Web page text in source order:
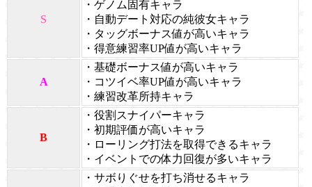
S
・ゲノム固有キャラ
・自動デート対応の純彼女キャラ
・タッグボーナス値が高いキャラ
・得意練習率UP値が高いキャラ
A
・基礎ボーナス値が高いキャラ
・コツイベ率UP値が高いキャラ
・練習改革所持キャラ
B
・役割スナイパーキャラ
・初期評価が高いキャラ
・ローリング打法を取得できるキャラ
・イベントでの体力回復が多いキャラ
・サボりぐせを打ち消せるキャラ